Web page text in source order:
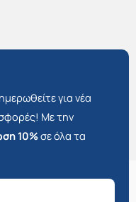
για νέα
Με την
10%σε όλα τα